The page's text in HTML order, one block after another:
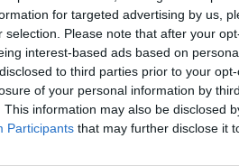
for targeted advertising by us,
selection. Please note that after your
interest-based ads based on
to third parties prior to your
of your personal information by
This information may also be disclosed
Participants that may further disclose it
εξέλιξη η δε Διοργανώτρια
παρακαλούμε, όπως
στο μέλλον.
ότι η ομάδα σας
να σκεφτείτε το